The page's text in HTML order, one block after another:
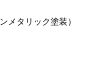
メタリック塗装）